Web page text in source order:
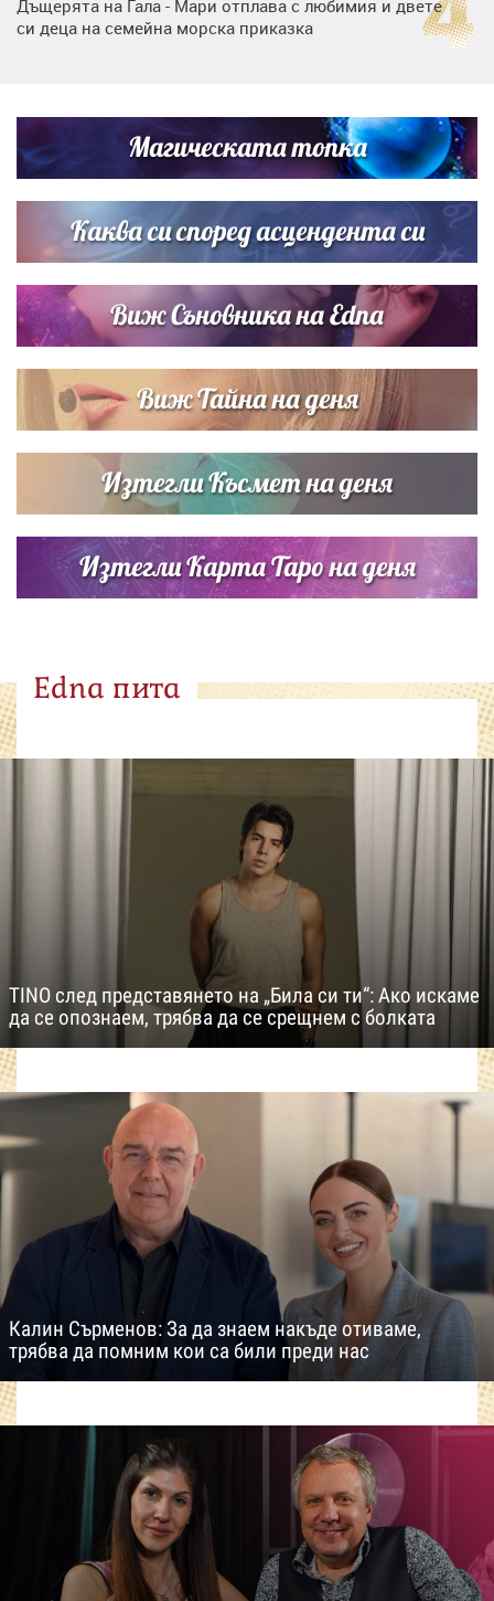
Дъщерята на Гала - Мари отплава с любимия и двете
си деца на семейна морска приказка
Братя Аргирови я изненадаха с песен
Магическата топка
Каква си според асцендента си
Виж Съновника на Edna
Виж Тайна на деня
Изтегли Късмет на деня
Изтегли Карта Таро на деня
Edna пита
TINO след представянето на „Била си ти“: Ако искаме
да се опознаем, трябва да се срещнем с болката
Калин Сърменов: За да знаем накъде отиваме,
трябва да помним кои са били преди нас